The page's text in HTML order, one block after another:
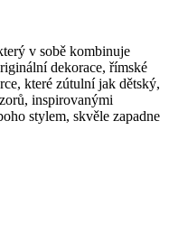
v sobě kombinuje
dekorace, římské
které zútulní jak dětský,
inspirovanými
stylem, skvěle zapadne